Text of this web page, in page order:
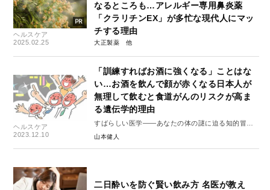
ヘルスケア
2025.02.25
なるところも…アレルギー専用鼻炎薬
「クラリチンEX」が多忙な現代人にマッ
チする理由
大正製薬
ヘルスケア
2023.12.10
「訓練すればお酒に強くなる」ことはな
い…お酒を飲んで顔が赤くなる日本人が
無理して飲むと食道がんのリスクが高ま
る遺伝学的理由
すばらしい医学――あなたの体の謎に迫る知的冒
険 #1
山本健人
二日酔いを防ぐ賢い飲み方 名医が教え